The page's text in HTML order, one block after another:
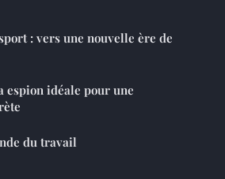
: vers une nouvelle ère de
espion idéale pour une
du travail